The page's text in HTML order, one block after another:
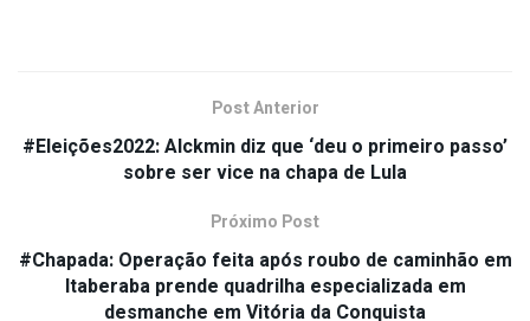
Post Anterior
#Eleições2022: Alckmin diz que ‘deu o primeiro passo’
sobre ser vice na chapa de Lula
Próximo Post
#Chapada: Operação feita após roubo de caminhão em
Itaberaba prende quadrilha especializada em
desmanche em Vitória da Conquista